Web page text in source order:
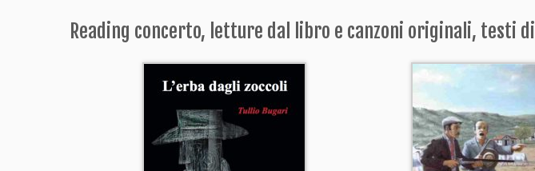
Reading concerto, letture dal libro e canzoni originali, testi